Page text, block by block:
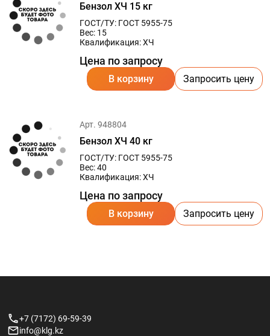
Бензол ХЧ 15 кг
ГОСТ/ТУ: ГОСТ 5955-75
Вес: 15
Квалификация: ХЧ
Цена по запросу
В корзину Запросить цену
Арт. 948804
Бензол ХЧ 40 кг
ГОСТ/ТУ: ГОСТ 5955-75
Вес: 40
Квалификация: ХЧ
Цена по запросу
В корзину Запросить цену
+7 (7172) 69-59-39
info@klg.kz